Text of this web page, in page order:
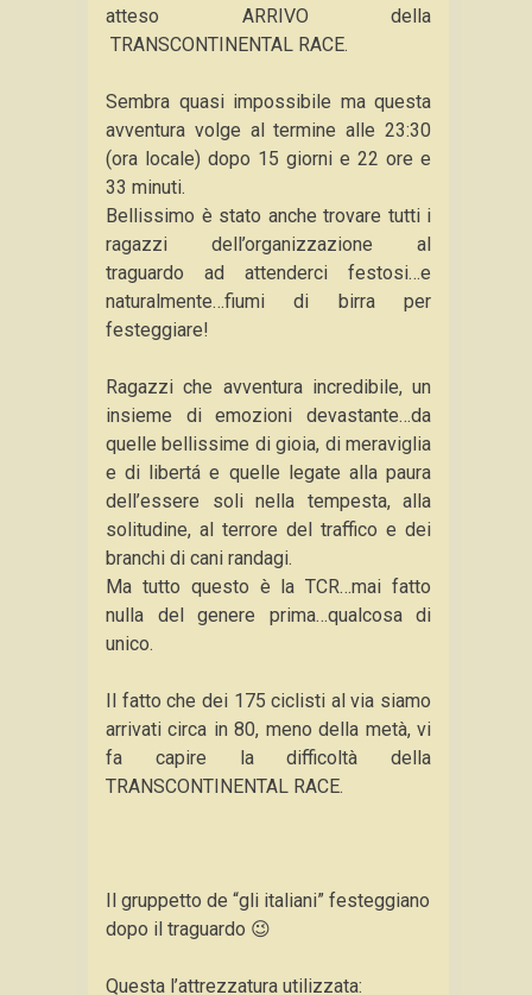
atteso ARRIVO della
TRANSCONTINENTAL RACE.
Sembra quasi impossibile ma questa
avventura volge al termine alle 23:30
(ora locale) dopo 15 giorni e 22 ore e
33 minuti.
Bellissimo è stato anche trovare tutti i
ragazzi dell’organizzazione al
traguardo ad attenderci festosi…e
naturalmente…fiumi di birra per
festeggiare!
Ragazzi che avventura incredibile, un
insieme di emozioni devastante…da
quelle bellissime di gioia, di meraviglia
e di libertá e quelle legate alla paura
dell’essere soli nella tempesta, alla
solitudine, al terrore del traffico e dei
branchi di cani randagi.
Ma tutto questo è la TCR…mai fatto
nulla del genere prima…qualcosa di
unico.
Il fatto che dei 175 ciclisti al via siamo
arrivati circa in 80, meno della metà, vi
fa capire la difficoltà della
TRANSCONTINENTAL RACE.
Il gruppetto de “gli italiani” festeggiano
dopo il traguardo 😉
Questa l’attrezzatura utilizzata: